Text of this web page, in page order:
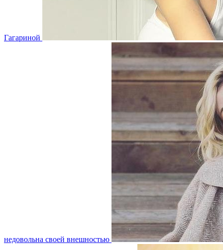
Гагариной
недовольна своей внешностью